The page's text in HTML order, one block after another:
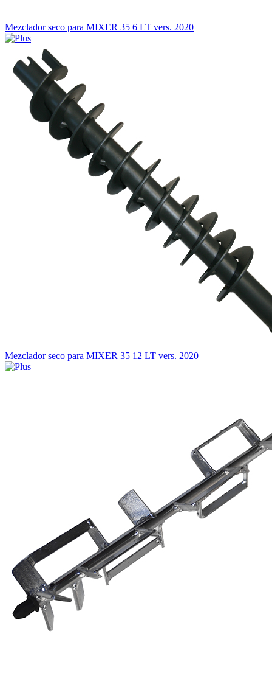
Mezclador seco para MIXER 35 6 LT vers. 2020
Mezclador seco para MIXER 35 12 LT vers. 2020